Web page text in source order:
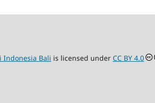
Indonesia Bali is licensed under CC BY 4.0